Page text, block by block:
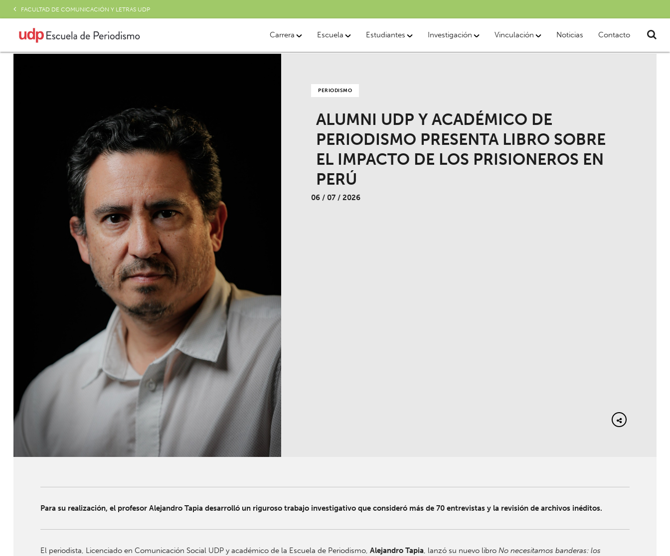
FACULTAD DE COMUNICACIÓN Y LETRAS UDP
Carrera Escuela Estudiantes Investigación Vinculación Noticias Contacto
PERIODISMO
ALUMNI UDP Y ACADÉMICO DE
PERIODISMO PRESENTA LIBRO SOBRE
EL IMPACTO DE LOS PRISIONEROS EN
PERÚ
06 / 07 / 2026
Para su realización, el profesor Alejandro Tapia desarrolló un riguroso trabajo investigativo que consideró más de 70 entrevistas y la revisión de archivos inéditos.
El periodista, Licenciado en Comunicación Social UDP y académico de la Escuela de Periodismo, Alejandro Tapia, lanzó su nuevo libro No necesitamos banderas: los